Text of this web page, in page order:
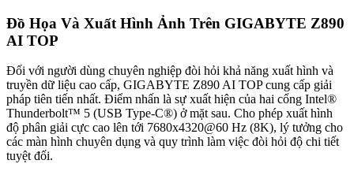
Đồ Họa Và Xuất Hình Ảnh Trên GIGABYTE Z890
AI TOP
Đối với người dùng chuyên nghiệp đòi hỏi khả năng xuất hình và
truyền dữ liệu cao cấp, GIGABYTE Z890 AI TOP cung cấp giải
pháp tiên tiến nhất. Điểm nhấn là sự xuất hiện của hai cổng Intel®
Thunderbolt™ 5 (USB Type-C®) ở mặt sau. Cho phép xuất hình
độ phân giải cực cao lên tới 7680x4320@60 Hz (8K), lý tưởng cho
các màn hình chuyên dụng và quy trình làm việc đòi hỏi độ chi tiết
tuyệt đối.